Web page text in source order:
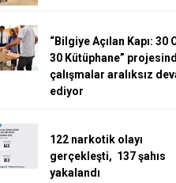
“Bilgiye Açılan Kapı: 30
30 Kütüphane”
çalışmalar aralıksız
ediyor
122 narkotik olayı
gerçekleşti, 137 şahıs
yakalandı